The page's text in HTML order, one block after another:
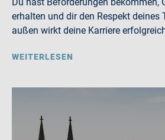
erhalten und dir den Respekt deines
außen wirkt deine Karriere
WEITERLESEN